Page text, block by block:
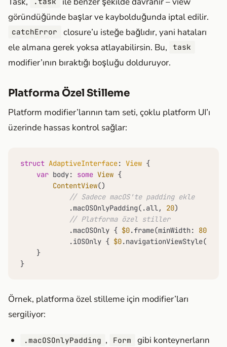
göründüğünde başlar ve kaybolduğunda iptal edilir.
catchError
closure’u isteğe bağlıdır, yani hataları
ele almana gerek yoksa atlayabilirsin. Bu,
task
modifier’ının bıraktığı boşluğu dolduruyor.
Platforma Özel Stilleme
Platform modifier’larının tam seti, çoklu platform UI’ı
üzerinde hassas kontrol sağlar:
struct AdaptiveInterface: View {
var body: some View {
ContentView()
// Sadece macOS'te padding ekle
            .macOSOnlyPadding(.all,
20)
// Platforma özel stiller
            .macOSOnly {
$0.frame(minWidth: 800
            .iOSOnly {
$0
    }
}
Örnek, platforma özel stilleme için modifier’ları
sergiliyor:
.macOSOnlyPadding , Form
gibi konteynerların